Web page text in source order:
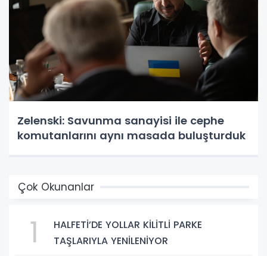
Zelenski: Savunma sanayisi ile cephe
komutanlarını aynı masada buluşturduk
Çok Okunanlar
1
HALFETİ’DE YOLLAR KİLİTLİ PARKE
TAŞLARIYLA YENİLENİYOR